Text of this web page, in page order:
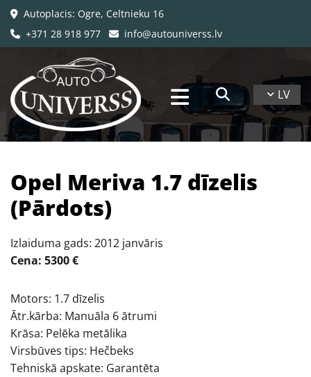
 Autoplacis: Ogre, Celtnieku 16
 +371 28 918 977  info@autouniverss.lv
LV
Opel Meriva 1.7 dīzelis
(Pārdots)
Izlaiduma gads: 2012 janvāris
Cena: 5300 €
Motors: 1.7 dīzelis
Ātr.kārba: Manuāla 6 ātrumi
Krāsa: Pelēka metālika
Virsbūves tips: Hečbeks
Tehniskā apskate: Garantēta